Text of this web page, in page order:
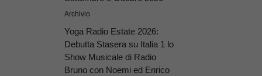
Archivio
Yoga Radio Estate 2026:
Debutta Stasera su Italia 1 lo
Show Musicale di Radio
Bruno con Noemi ed Enrico